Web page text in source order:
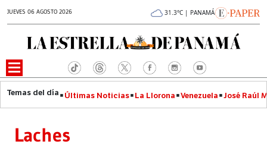
JUEVES 06 AGOSTO 2026 31.3°C | PANAMÁ
Últimas Noticias La Llorona Venezuela José Raúl
Laches